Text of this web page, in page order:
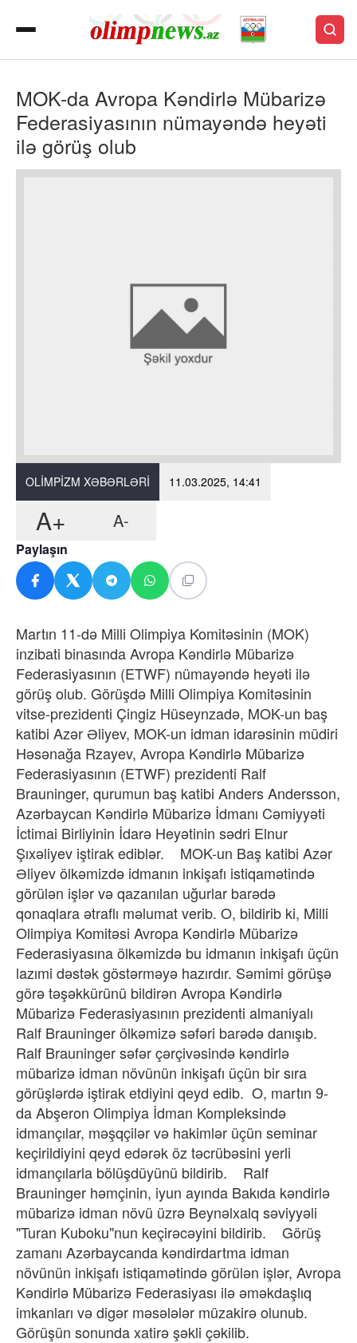
MOK-da Avropa Kəndirlə Mübarizə
Federasiyasının nümayəndə heyəti
ilə görüş olub
OLIMPIZM XƏBƏRLƏRI 11.03.2025, 14:41
A+ A-
Paylaşın
Martın 11-də Milli Olimpiya Komitəsinin (MOK)
inzibati binasında Avropa Kəndirlə Mübarizə
Federasiyasının (ETWF) nümayəndə heyəti ilə
görüş olub. Görüşdə Milli Olimpiya Komitəsinin
vitse-prezidenti Çingiz Hüseynzadə, MOK-un baş
katibi Azər Əliyev, MOK-un idman idarəsinin müdiri
Həsənağa Rzayev, Avropa Kəndirlə Mübarizə
Federasiyasının (ETWF) prezidenti Ralf
Brauninger, qurumun baş katibi Anders Andersson,
Azərbaycan Kəndirlə Mübarizə İdmanı Cəmiyyəti
İctimai Birliyinin İdarə Heyətinin sədri Elnur
Şıxəliyev iştirak ediblər. MOK-un Baş katibi Azər
Əliyev ölkəmizdə idmanın inkişafı istiqamətində
görülən işlər və qazanılan uğurlar barədə
qonaqlara ətraflı məlumat verib. O, bildirib ki, Milli
Olimpiya Komitəsi Avropa Kəndirlə Mübarizə
Federasiyasına ölkəmizdə bu idmanın inkişafı üçün
lazımi dəstək göstərməyə hazırdır. Səmimi görüşə
görə təşəkkürünü bildirən Avropa Kəndirlə
Mübarizə Federasiyasının prezidenti almaniyalı
Ralf Brauninger ölkəmizə səfəri barədə danışıb.
Ralf Brauninger səfər çərçivəsində kəndirlə
mübarizə idman növünün inkişafı üçün bir sıra
görüşlərdə iştirak etdiyini qeyd edib. O, martın 9-
da Abşeron Olimpiya İdman Kompleksində
idmançılar, məşqçilər və hakimlər üçün seminar
keçirildiyini qeyd edərək öz təcrübəsini yerli
idmançılarla bölüşdüyünü bildirib. Ralf
Brauninger həmçinin, iyun ayında Bakıda kəndirlə
mübarizə idman növü üzrə Beynəlxalq səviyyəli
"Turan Kuboku"nun keçirəcəyini bildirib. Görüş
zamanı Azərbaycanda kəndirdartma idman
növünün inkişafı istiqamətində görülən işlər, Avropa
Kəndirlə Mübarizə Federasiyası ilə əməkdaşlıq
imkanları və digər məsələlər müzakirə olunub.
Görüşün sonunda xatirə şəkli çəkilib.